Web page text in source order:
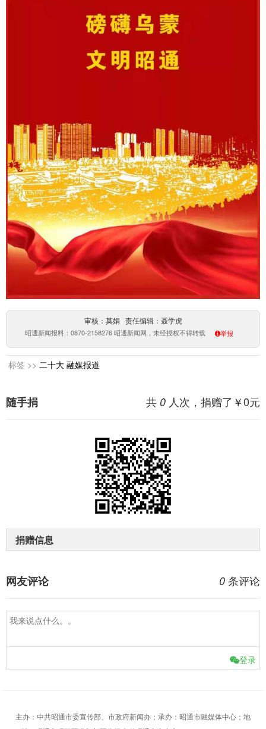
审核：莫娟 责任编辑：聂学虎
昭通新闻报料：0870-2158276 昭通新闻网，未经授权不得转载 举报
标签 >> 二十大 融媒报道
共 0 人次，捐赠了￥0元
随手捐
捐赠信息
0 条评论
网友评论
登录
主办：中共昭通市委宣传部、市政府新闻办；承办：昭通市融媒体中心；地